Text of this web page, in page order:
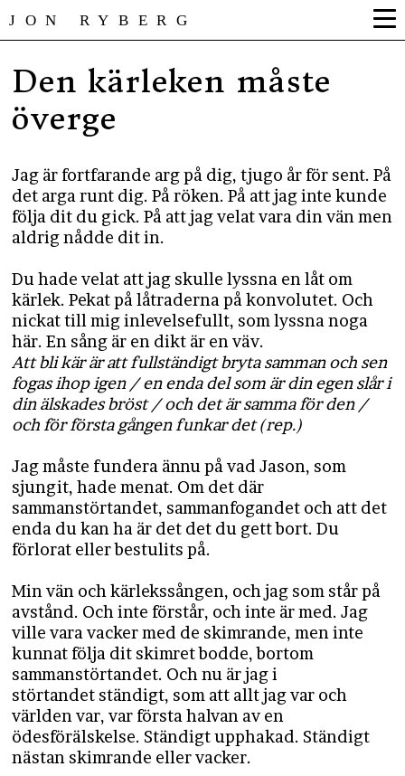
JON RYBERG
Den kärleken måste
överge
Jag är fortfarande arg på dig, tjugo år för sent. På
det arga runt dig. På röken. På att jag inte kunde
följa dit du gick. På att jag velat vara din vän men
aldrig nådde dit in.
Du hade velat att jag skulle lyssna en låt om
kärlek. Pekat på låtraderna på konvolutet. Och
nickat till mig inlevelsefullt, som lyssna noga
här. En sång är en dikt är en väv.
Att bli kär är att fullständigt bryta samman och sen
fogas ihop igen / en enda del som är din egen slår i
din älskades bröst / och det är samma för den /
och för första gången funkar det (rep.)
Jag måste fundera ännu på vad Jason, som
sjungit, hade menat. Om det där
sammanstörtandet, sammanfogandet och att det
enda du kan ha är det det du gett bort. Du
förlorat eller bestulits på.
Min vän och kärlekssången, och jag som står på
avstånd. Och inte förstår, och inte är med. Jag
ville vara vacker med de skimrande, men inte
kunnat följa dit skimret bodde, bortom
sammanstörtandet. Och nu är jag i
störtandet ständigt, som att allt jag var och
världen var, var första halvan av en
ödesförälskelse. Ständigt upphakad. Ständigt
nästan skimrande eller vacker.